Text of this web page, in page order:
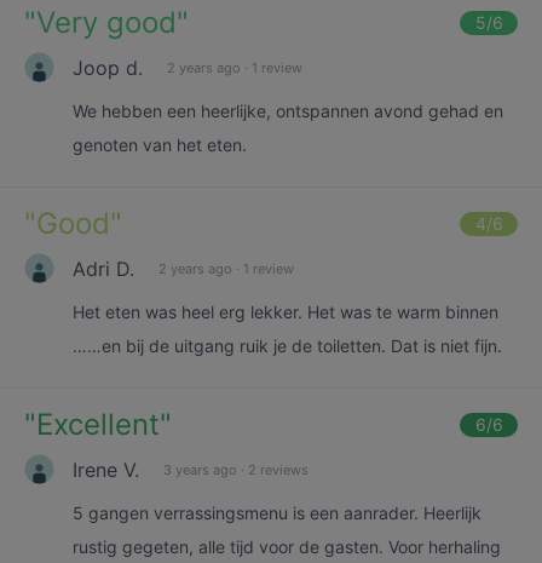
"Very good" 5/6
Joop d. 2 years ago · 1 review
We hebben een heerlijke, ontspannen avond gehad en
genoten van het eten.
"Good" 4/6
Adri D. 2 years ago · 1 review
Het eten was heel erg lekker. Het was te warm binnen
……en bij de uitgang ruik je de toiletten. Dat is niet fijn.
"Excellent" 6/6
Irene V. 3 years ago · 2 reviews
5 gangen verrassingsmenu is een aanrader. Heerlijk
rustig gegeten, alle tijd voor de gasten. Voor herhaling